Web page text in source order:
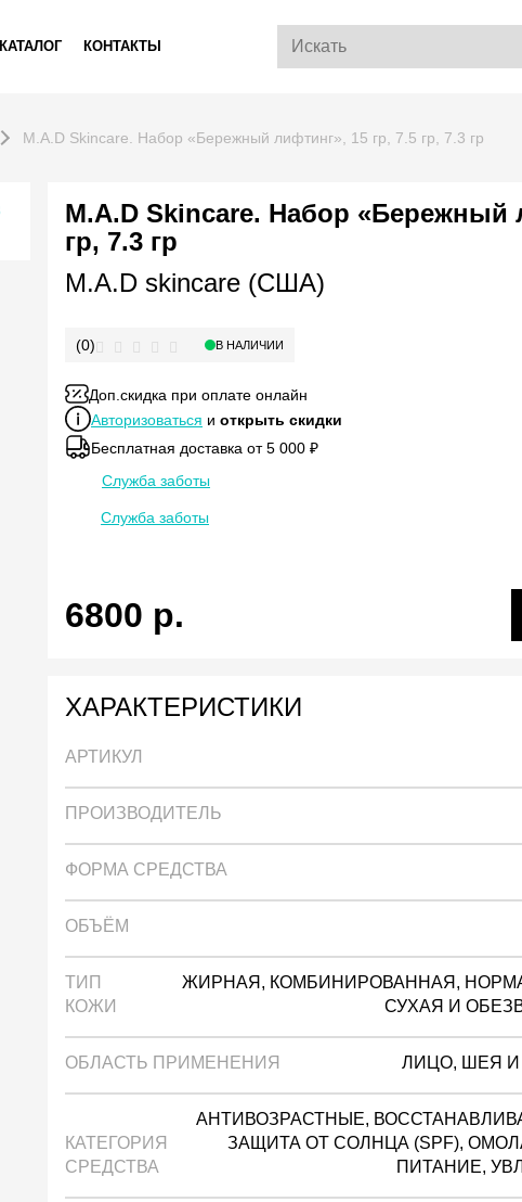
КАТАЛОГ КОНТАКТЫ
M.A.D Skincare. Набор «Бережный лифтинг», 15 гр, 7.5 гр, 7.3 гр
M.A.D Skincare. Набор «Бережный
гр, 7.3 гр
M.A.D skincare (США)
(0) В НАЛИЧИИ
Доп.скидка при оплате онлайн
Авторизоваться и открыть скидки
Бесплатная доставка от 5 000 ₽
Служба заботы
Служба заботы
6800 р.
ХАРАКТЕРИСТИКИ
АРТИКУЛ
ПРОИЗВОДИТЕЛЬ
ФОРМА СРЕДСТВА
ОБЪЁМ
ТИП
КОЖИ
ЖИРНАЯ, КОМБИНИРОВАННАЯ,
СУХАЯ И
ОБЛАСТЬ ПРИМЕНЕНИЯ ЛИЦО, ШЕЯ И
КАТЕГОРИЯ
СРЕДСТВА
АНТИВОЗРАСТНЫЕ,
ЗАЩИТА ОТ СОЛНЦА (SPF),
ПИТАНИЕ,